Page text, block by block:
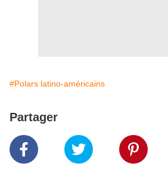
#Polars latino-américains
Partager